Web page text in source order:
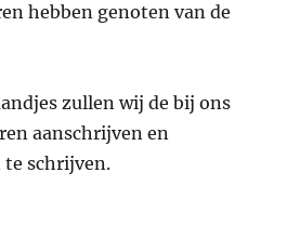
hebben genoten van de
zullen wij de bij ons
aanschrijven en
schrijven.